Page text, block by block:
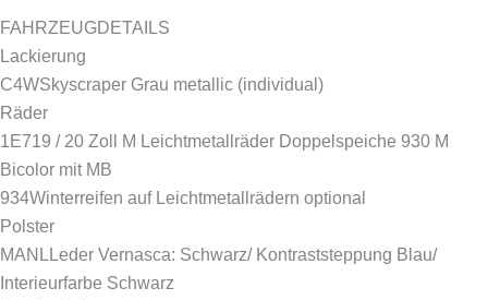
FAHRZEUGDETAILS
Lackierung
C4WSkyscraper Grau metallic (individual)
Räder
1E719 / 20 Zoll M Leichtmetallräder Doppelspeiche 930 M
Bicolor mit MB
934Winterreifen auf Leichtmetallrädern optional
Polster
MANL Leder Vernasca: Schwarz/ Kontraststeppung Blau/
Interieurfarbe Schwarz